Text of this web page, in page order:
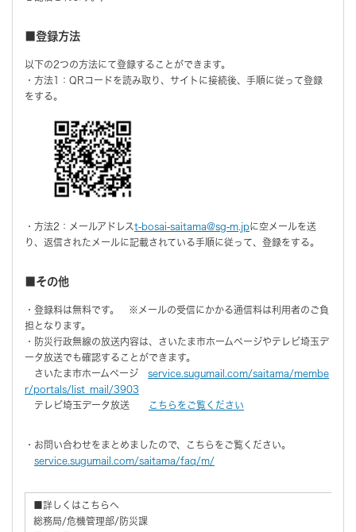
■登録方法
以下の2つの方法にて登録することができます。
・方法1：QRコードを読み取り、サイトに接続後、手順に従って登録
をする。
・方法2：メールアドレスt-bosai-saitama@sg-m.jpに空メールを送
り、返信されたメールに記載されている手順に従って、登録をする。
■その他
・登録料は無料です。 ※メールの受信にかかる通信料は利用者のご負
担となります。
・防災行政無線の放送内容は、さいたま市ホームページやテレビ埼玉デ
ータ放送でも確認することができます。
さいたま市ホームページ service.sugumail.com/saitama/membe
r/portals/list_mail/3903
テレビ埼玉データ放送
こちらをご覧ください
・お問い合わせをまとめましたので、こちらをご覧ください。
service.sugumail.com/saitama/faq/m/
■詳しくはこちらへ
総務局/危機管理部/防災課